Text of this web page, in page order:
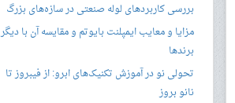
بررسی کاربردهای لوله صنعتی در سازه‌های بزرگ
مزایا و معایب ایمپلنت بایوتم و مقایسه آن با دیگر
برندها
تحولی نو در آموزش تکنیک‌های ابرو: از فیبروز تا
نانو بروز